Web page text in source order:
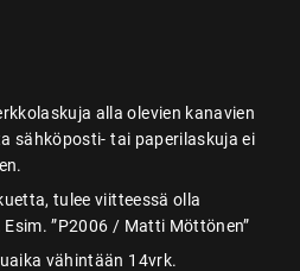
alla olevien kanavien
sähköposti- tai paperilaskuja ei
tulee viitteessä olla
”P2006 / Matti Möttönen”
vähintään 14vrk.